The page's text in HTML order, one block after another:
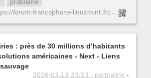
problème
https://forum-francophone-linuxmint.fr/viewtopic.php?t=21751
: près de 30 millions d’habitants
américaines - Next - Liens
2026-03-13 23:53 - permalink -